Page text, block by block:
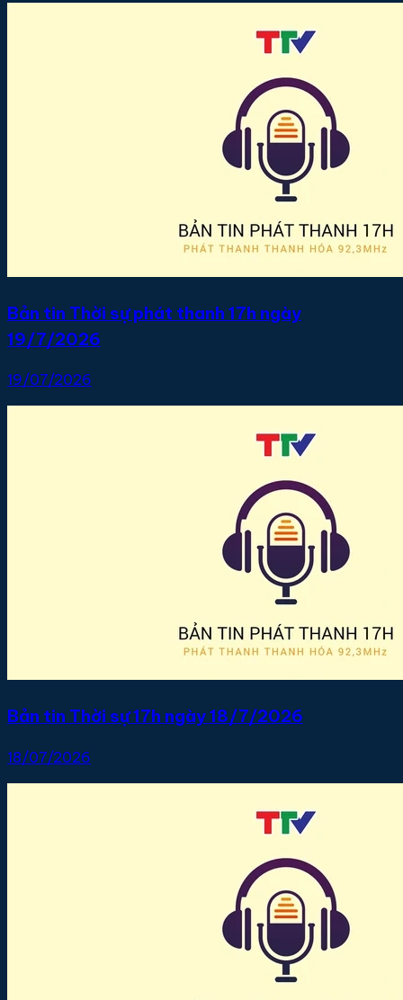
Bản tin Thời sự phát thanh 17h ngày
19/7/2026
19/07/2026
Bản tin Thời sự 17h ngày 18/7/2026
18/07/2026